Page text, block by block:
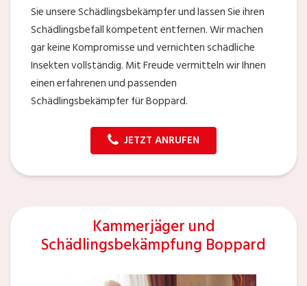
Sie unsere Schädlingsbekämpfer und lassen Sie ihren
Schädlingsbefall kompetent entfernen. Wir machen
gar keine Kompromisse und vernichten schädliche
Insekten vollständig. Mit Freude vermitteln wir Ihnen
einen erfahrenen und passenden
Schädlingsbekämpfer für Boppard.
JETZT ANRUFEN
Kammerjäger und
Schädlingsbekämpfung Boppard